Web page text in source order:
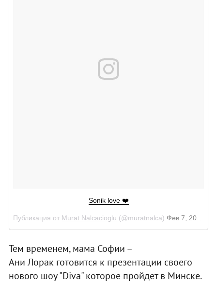
Sonik love ❤️
Публикация от Murat Nalcacioglu (@muratnalca) Фев 7, 2018 в 4:02 PST
Тем временем, мама Софии –
Ани Лорак готовится к презентации своего
нового шоу "Diva" которое пройдет в Минске.